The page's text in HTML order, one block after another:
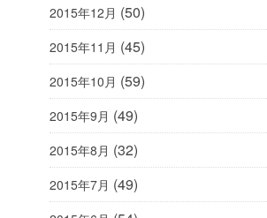
2015年12月 (50)
2015年11月 (45)
2015年10月 (59)
2015年9月 (49)
2015年8月 (32)
2015年7月 (49)